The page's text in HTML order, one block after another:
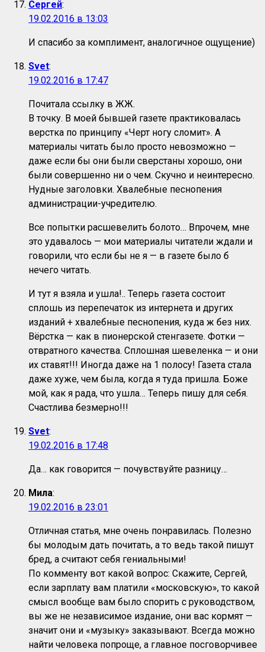
Сергей:
19.02.2016 в 13:03
И спасибо за комплимент, аналогичное ощущение)
Svet:
19.02.2016 в 17:47
Почитала ссылку в ЖЖ.
В точку. В моей бывшей газете практиковалась
верстка по принципу «Черт ногу сломит». А
материалы читать было просто невозможно —
даже если бы они были сверстаны хорошо, они
были совершенно ни о чем. Скучно и неинтересно.
Нудные заголовки. Хвалебные песнопения
администрации-учредителю.
Все попытки расшевелить болото… Впрочем, мне
это удавалось — мои материалы читатели ждали и
говорили, что если бы не я — в газете было б
нечего читать.
И тут я взяла и ушла!.. Теперь газета состоит
сплошь из перепечаток из интернета и других
изданий + хвалебные песнопения, куда ж без них.
Вёрстка — как в пионерской стенгазете. Фотки —
отвратного качества. Сплошная шевеленка — и они
их ставят!!! Иногда даже на 1 полосу! Газета стала
даже хуже, чем была, когда я туда пришла. Боже
мой, как я рада, что ушла… Теперь пишу для себя.
Счастлива безмерно!!!
Svet:
19.02.2016 в 17:48
Да… как говорится — почувствуйте разницу…
Мила:
19.02.2016 в 23:01
Отличная статья, мне очень понравилась. Полезно
бы молодым дать почитать, а то ведь такой пишут
бред, а считают себя гениальными!
По комменту вот какой вопрос: Скажите, Сергей,
если зарплату вам платили «московскую», то какой
смысл вообще вам было спорить с руководством,
вы же не независимое издание, они вас кормят —
значит они и «музыку» заказывают. Всегда можно
найти человека попроще, а главное посговорчивее